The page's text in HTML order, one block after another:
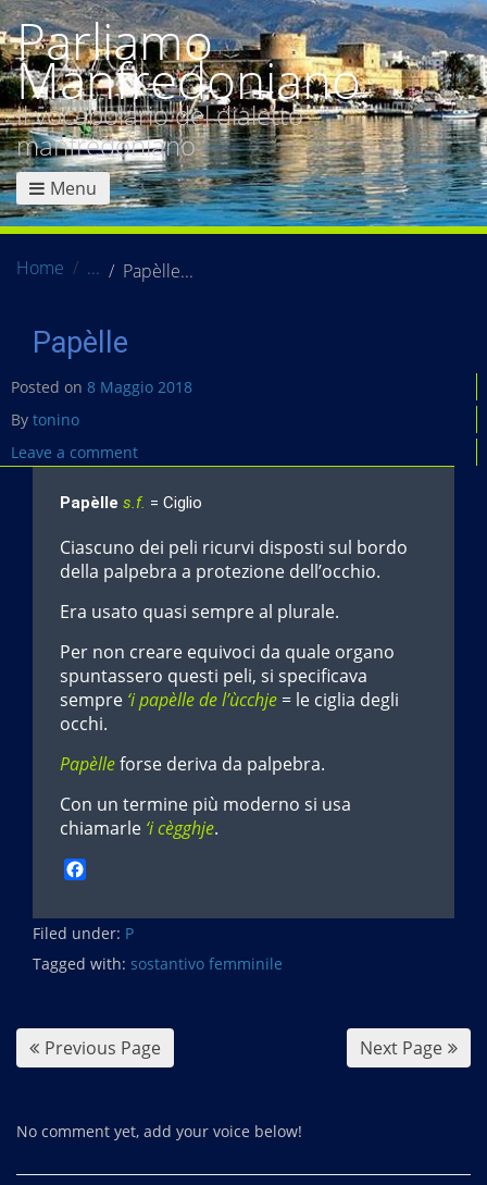
Parliamo
Manfredoniano
Il vocabolario del dialetto
manfredoniano
Menu
Home Papèlle
Papèlle
Posted on 8 Maggio 2018
By tonino
Leave a comment
Papèlle s.f. = Ciglio
Ciascuno dei peli ricurvi disposti sul bordo
della palpebra a protezione dell’occhio.
Era usato quasi sempre al plurale.
Per non creare equivoci da quale organo
spuntassero questi peli, si specificava
sempre ‘i papèlle de l’ùcchje = le ciglia degli
occhi.
Papèlleforse deriva da palpebra.
Con un termine più moderno si usa
chiamarle ‘i cègghje.
c
e
b
Filed under: P
Tagged with: sostantivo femminile
Previous Page Next Page
No comment yet, add your voice below!